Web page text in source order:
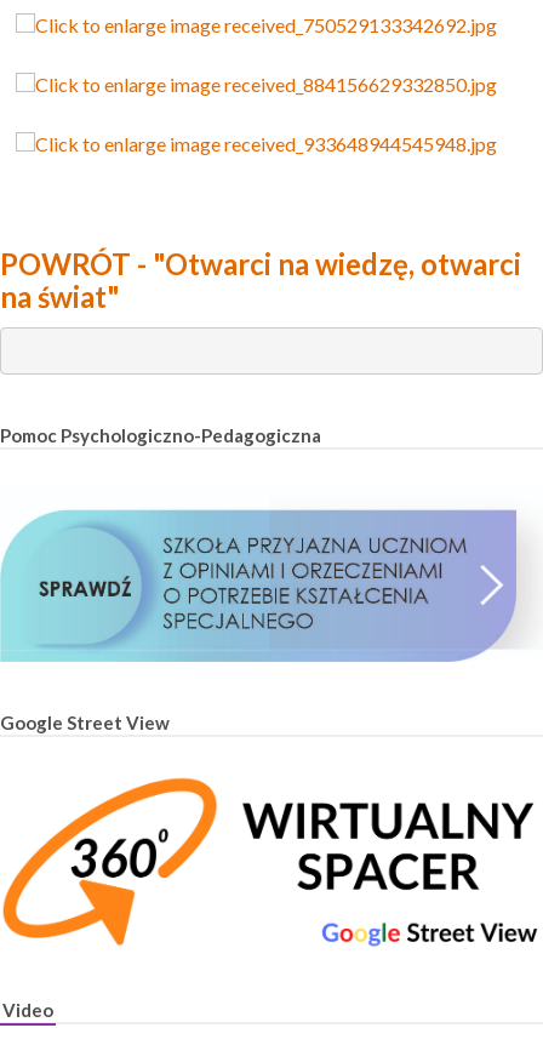
POWRÓT - "Otwarci na wiedzę, otwarci
na świat"
Pomoc Psychologiczno-Pedagogiczna
Google Street View
Video